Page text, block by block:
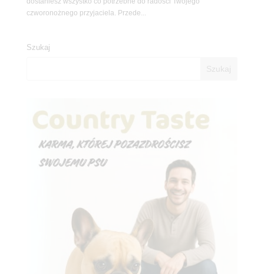
czworonożnego przyjaciela. Przede...
Szukaj